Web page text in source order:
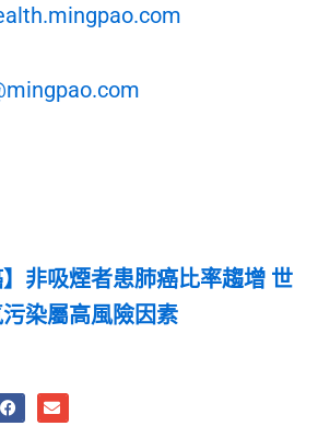
】非吸煙者患肺癌比率趨增 世
染屬高風險因素